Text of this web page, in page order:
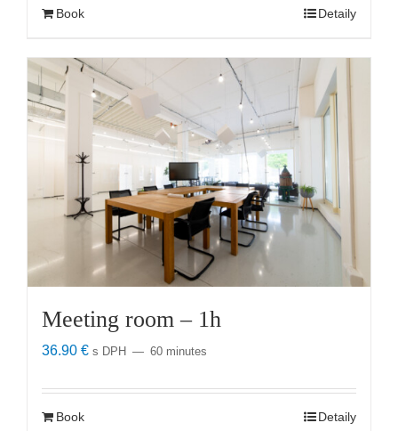
Book Detaily
Meeting room – 1h
36.90 € s DPH 60 minutes
Book Detaily